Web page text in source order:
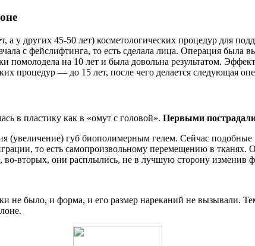
а у других 45-50 лет) косметологических процедур для
с фейслифтинга, то есть сделала лица. Операция была
на 10 лет и была довольна результатом.
процедур — до 15 лет, после чего делается следующая
в пластику как в «омут с головой». Первыми
губ биополимерным гелем. Сейчас
то есть самопроизвольному перемещению в тканях.
вторых, они расплылись, не в лучшую сторону изменив
было, и форма, и его размер нареканий не вызывали. Тем